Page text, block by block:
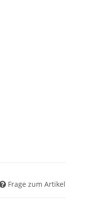
Frage zum Artikel